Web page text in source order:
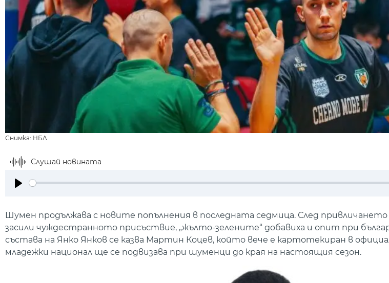
Снимка: НБЛ
Слушай новината
Шумен продължава с новите попълнения в последната седмица. След
засили чуждестранното присъствие, „жълто-зелените“ добавиха и опит при
състава на Янко Янков се казва Мартин Коцев, който вече е картотекиран в
младежки национал ще се подвизава при шуменци до края на настоящия сезон.